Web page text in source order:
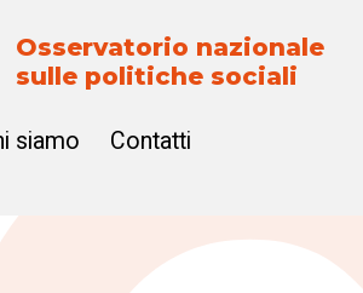
Osservatorio nazionale
sulle politiche sociali
siamo Contatti